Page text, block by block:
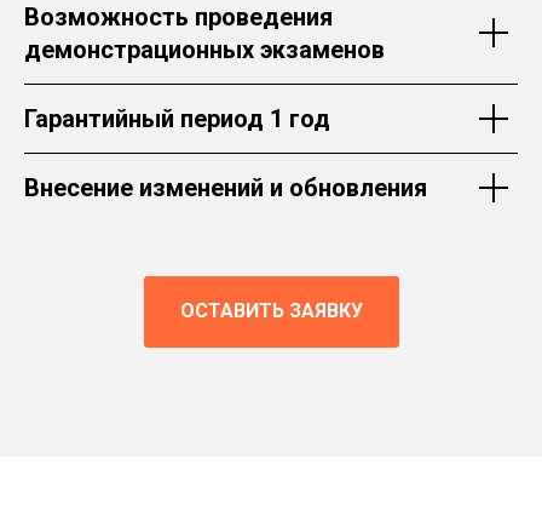
Возможность проведения
демонстрационных экзаменов
Гарантийный период 1 год
Внесение изменений и обновления
ОСТАВИТЬ ЗАЯВКУ